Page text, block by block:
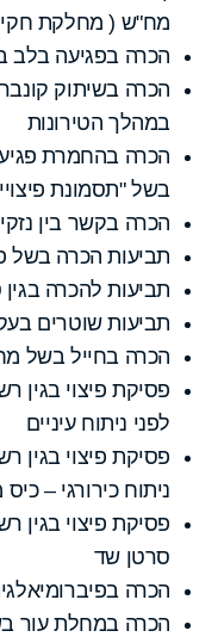
מח"ש ( מחלקת
הכרה בפגיעה
הכרה בשיתוק
במהלך הטירונות
הכרה בהחמרת
בשל "תסמונת
הכרה בקשר בין
תביעות הכרה בשל
תביעות להכרה
תביעות שוטרים
הכרה בחייל בשל
פסיקת פיצוי בגין
לפני ניתוח עיניים
פסיקת פיצוי בגין
ניתוח כירורגי –
פסיקת פיצוי בגין
סרטן שד
הכרה
הכרה במחלת עור